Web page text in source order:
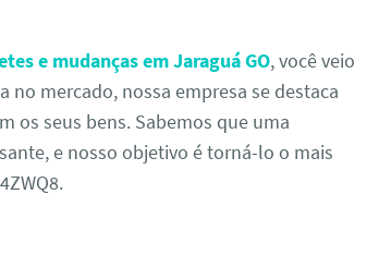
e mudanças em Jaraguá GO, você veio
no mercado, nossa empresa se destaca
os seus bens. Sabemos que uma
e nosso objetivo é torná-lo o mais